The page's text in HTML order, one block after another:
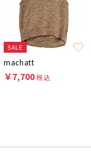
SALE
machatt
￥7,700税込